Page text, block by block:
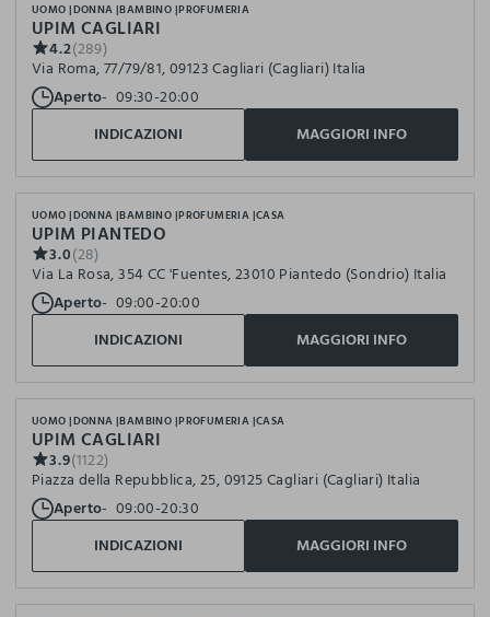
UOMO DONNA BAMBINO PROFUMERIA
UPIM CAGLIARI
4.2(289)
Via Roma, 77/79/81, 09123 Cagliari (Cagliari) Italia
Aperto 09:30-20:00
INDICAZIONI
MAGGIORI INFO
UOMO DONNA BAMBINO PROFUMERIA CASA
UPIM PIANTEDO
3.0(28)
Via La Rosa, 354 CC 'Fuentes, 23010 Piantedo (Sondrio) Italia
Aperto 09:00-20:00
INDICAZIONI
MAGGIORI INFO
UOMO DONNA BAMBINO PROFUMERIA CASA
UPIM CAGLIARI
3.9(1122)
Piazza della Repubblica, 25, 09125 Cagliari (Cagliari) Italia
Aperto 09:00-20:30
INDICAZIONI
MAGGIORI INFO